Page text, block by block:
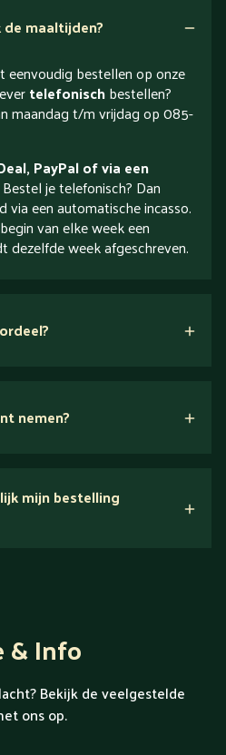
maaltijden?
eenvoudig bestellen op onze
telefonischbestellen?
maandag t/m vrijdag op 085-
PayPal of via een
je telefonisch? Dan
een automatische incasso.
van elke week een
dezelfde week afgeschreven.
nemen?
mijn bestelling
& Info
Bekijk de veelgestelde
ons op.